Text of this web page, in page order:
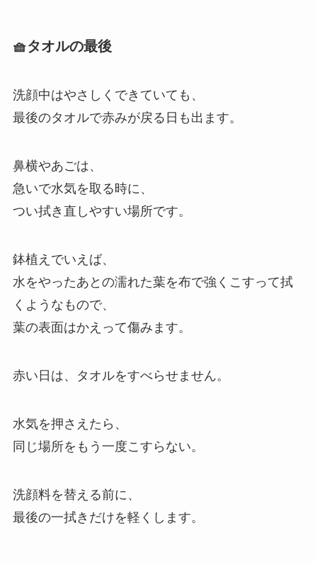
🧺タオルの最後
洗顔中はやさしくできていても、
最後のタオルで赤みが戻る日も出ます。
鼻横やあごは、
急いで水気を取る時に、
つい拭き直しやすい場所です。
鉢植えでいえば、
水をやったあとの濡れた葉を布で強くこすって拭
くようなもので、
葉の表面はかえって傷みます。
赤い日は、タオルをすべらせません。
水気を押さえたら、
同じ場所をもう一度こすらない。
洗顔料を替える前に、
最後の一拭きだけを軽くします。